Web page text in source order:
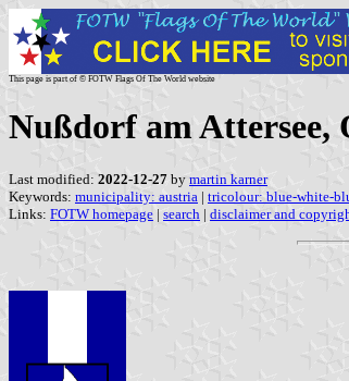
This page is part of © FOTW Flags Of The World website
Nußdorf am Attersee,
Last modified: 2022-12-27 by martin karner
Keywords: municipality: austria | tricolour: blue-white-
Links: FOTW homepage | search | disclaimer and